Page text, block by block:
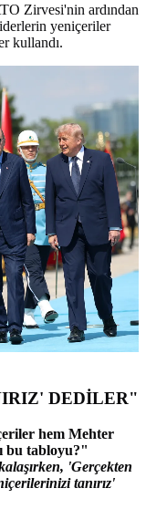
Zirvesi'nin ardından
yeniçeriler
kullandı.
DEDİLER"
hem Mehter
bu tabloyu?"
'Gerçekten
tanırız'